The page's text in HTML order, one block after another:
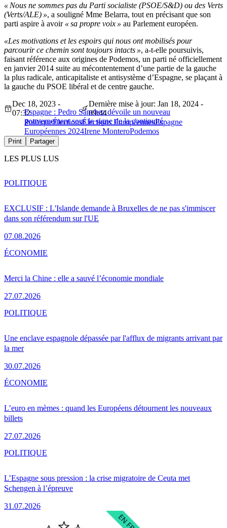
« Nous ne sommes pas du Parti socialiste (PSOE/S&D) ou des Verts
(Verts/ALE) », a souligné Mme Belarra, tout en précisant que son
parti aspire à avoir « sa propre voix » au Parlement européen.
«Les motivations et les espoirs qui nous ont mobilisés pour
parcourir ce chemin sont toujours intacts », a-t-elle poursuivis,
faisant référence aux origines de Podemos, un parti né officiellement
en janvier 2014 suite au mécontentement d’une partie de la gauche
la plus radicale, anticapitaliste et antisystème d’Espagne, se plaçant à
la gauche du PSOE libéral et de centre gauche.
Espagne : Pedro Sánchez dévoile un nouveau
gouvernement sous le signe de la continuité
Dec 18, 2023 -
07:32
Dernière mise à jour: Jan 18, 2024 -
09:44
PolitiqueÉlectionsÉlections EuropéennesEspagne
Européennes 2024Irene MonteroPodemos
Print Partager
LES PLUS LUS
EXCLUSIF : L'Islande demande à Bruxelles de ne pas s'immiscer
dans son référendum sur l'UE
07.08.2026
POLITIQUE
Merci la Chine : elle a sauvé l’économie mondiale
27.07.2026
ÉCONOMIE
Une enclave espagnole dépassée par l'afflux de migrants arrivant par
la mer
30.07.2026
POLITIQUE
L’euro en mèmes : quand les Européens détournent les nouveaux
billets
27.07.2026
ÉCONOMIE
L’Espagne sous pression : la crise migratoire de Ceuta met
Schengen à l’épreuve
31.07.2026
POLITIQUE